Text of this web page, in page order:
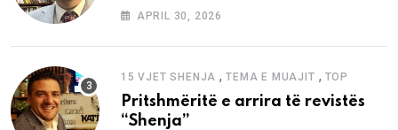
“Shenja”
APRIL 30, 2026
15 VJET SHENJA ,TEMA E MUAJIT , TOP
Pritshmëritë e arrira të revistës
“Shenja”